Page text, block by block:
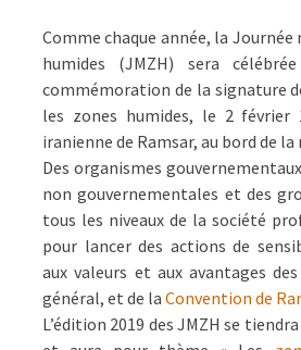
Comme chaque année, la Journée
humides (JMZH) sera
commémoration de la signature
les zones humides, le 2 février
iranienne de Ramsar, au bord de la
Des organismes
non gouvernementales et des
tous les niveaux de la société
pour lancer des actions de
aux valeurs et aux avantages
général, et de la Convention de
L’édition 2019 des JMZH se